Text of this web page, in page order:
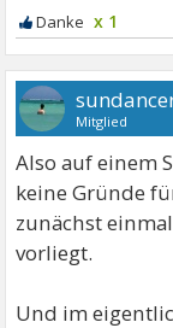
x 1
Mitglied
Also auf einem
keine Gründe
zunächst
vorliegt.
Und im